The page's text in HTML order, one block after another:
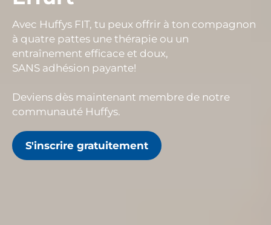
Avec Huffys FIT, tu peux offrir à ton compagnon
à quatre pattes une thérapie ou un
entraînement efficace et doux,
SANS adhésion payante!
Deviens dès maintenant membre de notre
communauté Huffys.
S'inscrire gratuitement